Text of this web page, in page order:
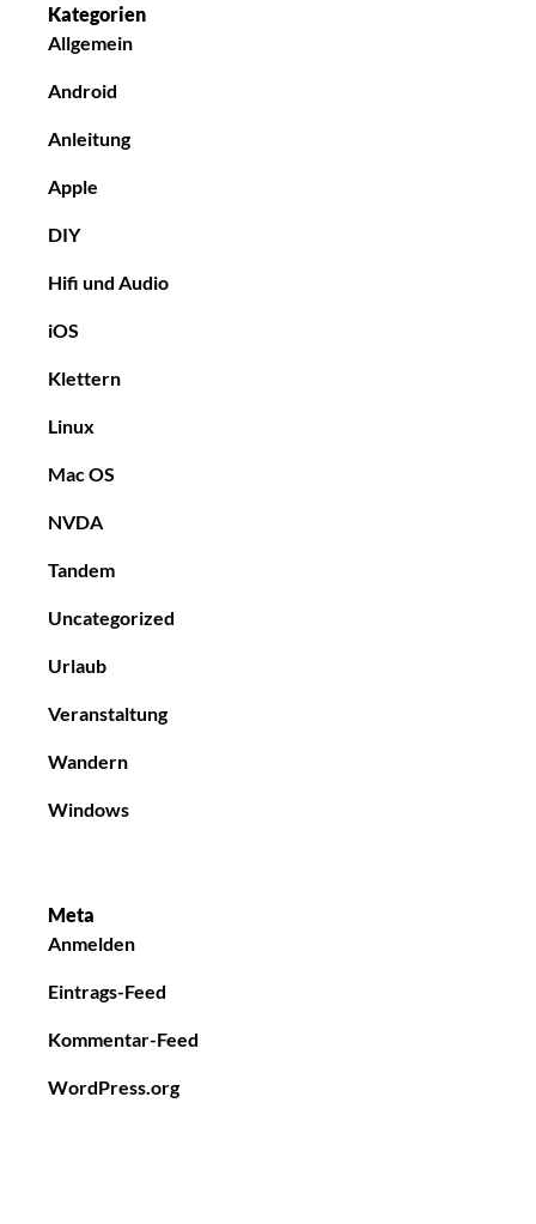
Kategorien
Allgemein
Android
Anleitung
Apple
DIY
Hifi und Audio
iOS
Klettern
Linux
Mac OS
NVDA
Tandem
Uncategorized
Urlaub
Veranstaltung
Wandern
Windows
Meta
Anmelden
Eintrags-Feed
Kommentar-Feed
WordPress.org